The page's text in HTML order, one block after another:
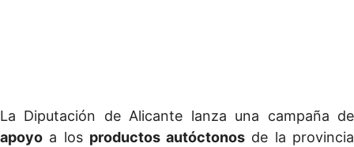
La Diputación de Alicante lanza una campaña de
apoyo a los productos autóctonos de la provincia